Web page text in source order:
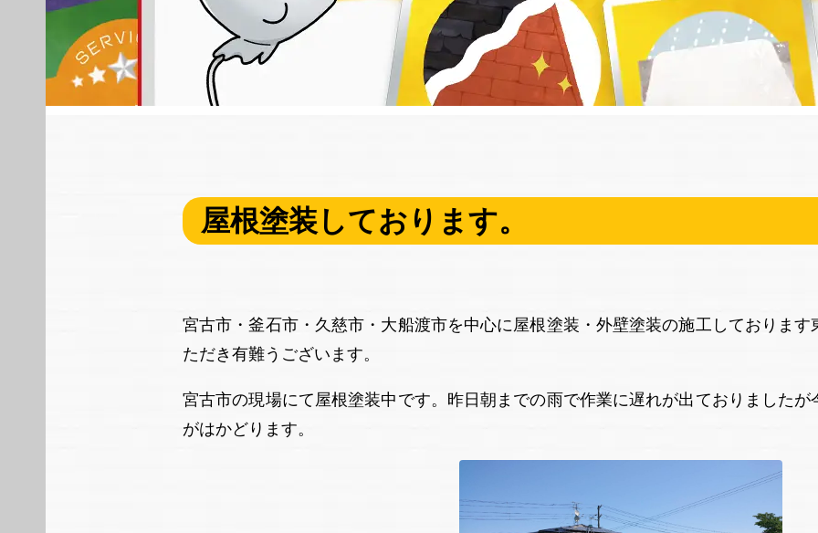
屋根塗装しております。
宮古市・釜石市・久慈市・大船渡市を中心に屋根塗装・外壁塗装の施工しておりま
ただき有難うございます。
宮古市の現場にて屋根塗装中です。昨日朝までの雨で作業に遅れが出ておりました
がはかどります。